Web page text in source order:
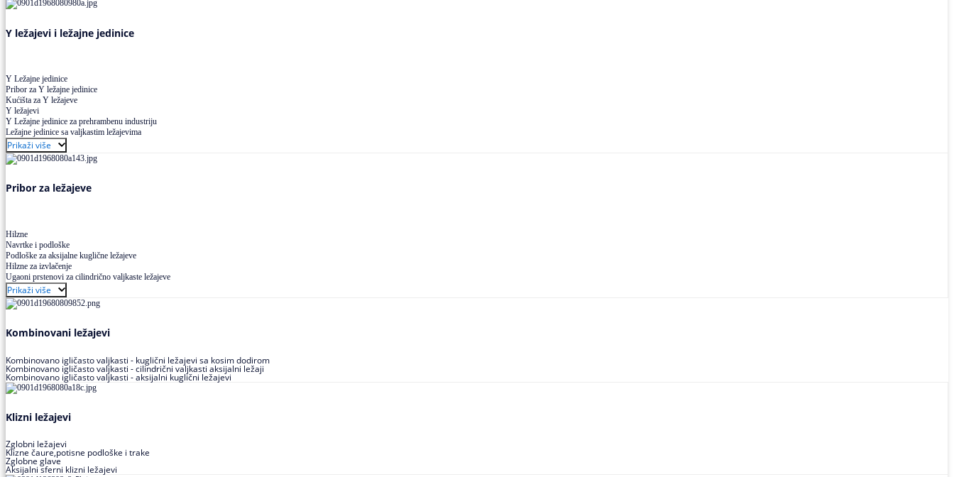
Y ležajevi i ležajne jedinice
Y Ležajne jedinice
Pribor za Y ležajne jedinice
Kućišta za Y ležajeve
Y ležajevi
Y Ležajne jedinice za prehrambenu industriju
Ležajne jedinice sa valjkastim ležajevima
Prikaži više
Pribor za ležajeve
Hilzne
Navrtke i podloške
Podloške za aksijalne kuglične ležajeve
Hilzne za izvlačenje
Ugaoni prstenovi za cilindrično valjkaste ležajeve
Prikaži više
Kombinovani ležajevi
Kombinovano igličasto valjkasti - kuglični ležajevi sa kosim dodirom
Kombinovano igličasto valjkasti - cilindrični valjkasti aksijalni ležaji
Kombinovano igličasto valjkasti - aksijalni kuglični ležajevi
Klizni ležajevi
Zglobni ležajevi
Klizne čaure,potisne podloške i trake
Zglobne glave
Aksijalni sferni klizni ležajevi